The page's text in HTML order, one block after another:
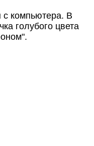
с компьютера. В
голубого цвета